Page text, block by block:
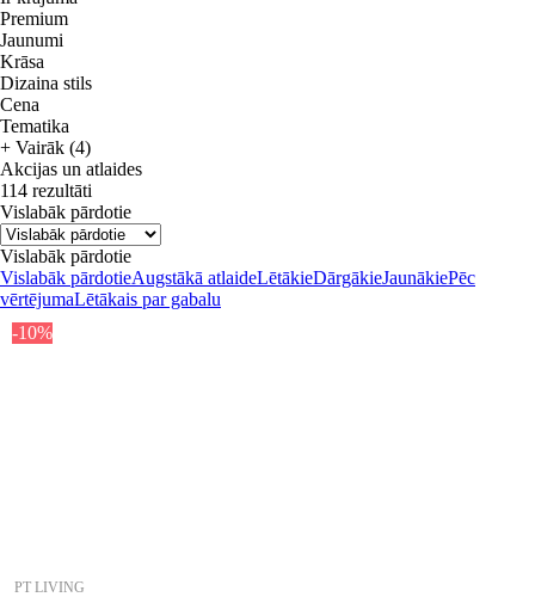
Premium
Jaunumi
Krāsa
Dizaina stils
Cena
Tematika
+ Vairāk (4)
Akcijas un atlaides
114 rezultāti
Vislabāk pārdotie
Vislabāk pārdotie
Vislabāk pārdotieAugstākā atlaideLētākieDārgākieJaunākiePēc
vērtējumaLētākais par gabalu
-10%
PT LIVING